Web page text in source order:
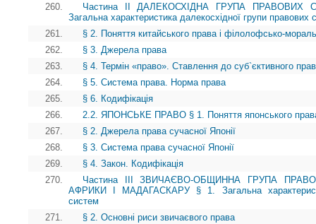
260.
Частина II ДАЛЕКОСХІДНА ГРУПА
Загальна характеристика далекосхідної групи правових
261.
§ 2. Поняття китайського права і філолофсько-
262.
§ 3. Джерела права
263.
§ 4. Термін «право». Ставлення до суб`єктивного
264.
§ 5. Система права. Норма права
265.
§ 6. Кодифікація
266.
2.2. ЯПОНСЬКЕ ПРАВО § 1. Поняття японського права
267.
§ 2. Джерела права сучасної Японії
268.
§ 3. Система права сучасної Японії
269.
§ 4. Закон. Кодифікація
270.
Частина III ЗВИЧАЄВО-ОБЩИННА ГРУПА
АФРИКИ І МАДАГАСКАРУ § 1. Загальна
систем
271.
§ 2. Основні риси звичаєвого права